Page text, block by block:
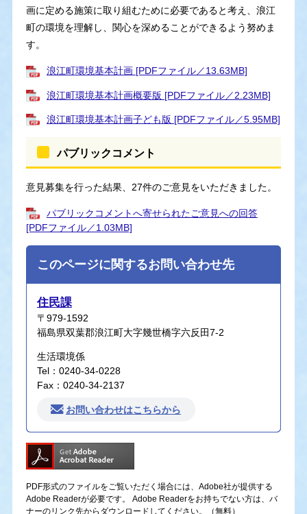
画に定める施策に取り組むために必要であると考え、浪江
町の環境を理解し、関心を深めることができるよう努めま
す。
浪江町環境基本計画 [PDFファイル／13.63MB]
浪江町環境基本計画概要版 [PDFファイル／2.23MB]
浪江町環境基本計画子ども版 [PDFファイル／5.95MB]
パブリックコメント
意見募集を行った結果、27件のご意見をいただきました。
パブリックコメントへ寄せられたご意見への回答
[PDFファイル／1.03MB]
このページに関するお問い合わせ先
住民課
〒979-1592
福島県双葉郡浪江町大字幾世橋字六反田7-2
生活環境係
Tel：0240-34-0228
Fax：0240-34-2137
お問い合わせはこちらから
PDF形式のファイルをご覧いただく場合には、Adobe社が提供する
Adobe Readerが必要です。
Adobe Readerをお持ちでない方は、バ
ナーのリンク先からダウンロードしてください。（無料）